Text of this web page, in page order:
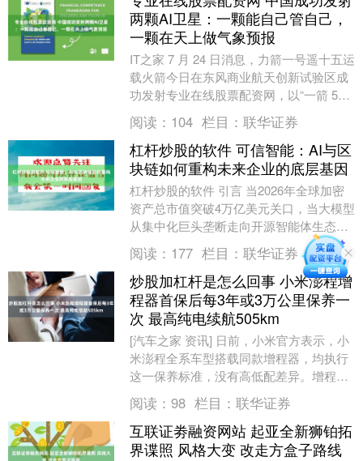
两颗AI卫星：一颗能自己管自己，
一颗在天上做气象预报
IT之家 7 月 24 日消息，力箭一号遥十五运
载火箭今日在东风商业航天创新试验区成
功发射专业在线股票配资网，以“一箭 5
星”方式将 5 颗卫星送入预定轨道。....
阅读： 104 栏目： 联华证券
杠杆炒股的软件 可信智能：AI与区
块链如何重构未来企业的底层基因
杠杆炒股的软件 引言 当2026年全球加密
资产总市值突破4万亿美元关口，当大模型
从集中化巨头垄断走向开源智能体生态，
我们正站在一个商业分水岭上。互联网实
现了信息....
阅读： 177 栏目： 联华证券
炒股加杠杆是怎么回事 小米澎程增
程器首保后每3年或3万公里保养一
次 最高纯电续航505km
[汽车之家 资讯] 日前，小米官方表示，小
米澎程全系车型搭载同款增程器，均执行
这一保养标准，没有高低配差异。增程器
首次保养后，每3年或3万公里保养1次。
小米增程....
阅读： 98 栏目： 联华证券
互联证劵融资网站 起亚全新狮铂拓
界谍照 风格大变 改走方盒子路线